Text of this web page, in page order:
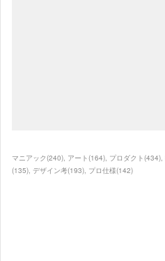
マニアック(240) アート(164) プロダクト(434)
(135) デザイン考(193) プロ仕様(142)